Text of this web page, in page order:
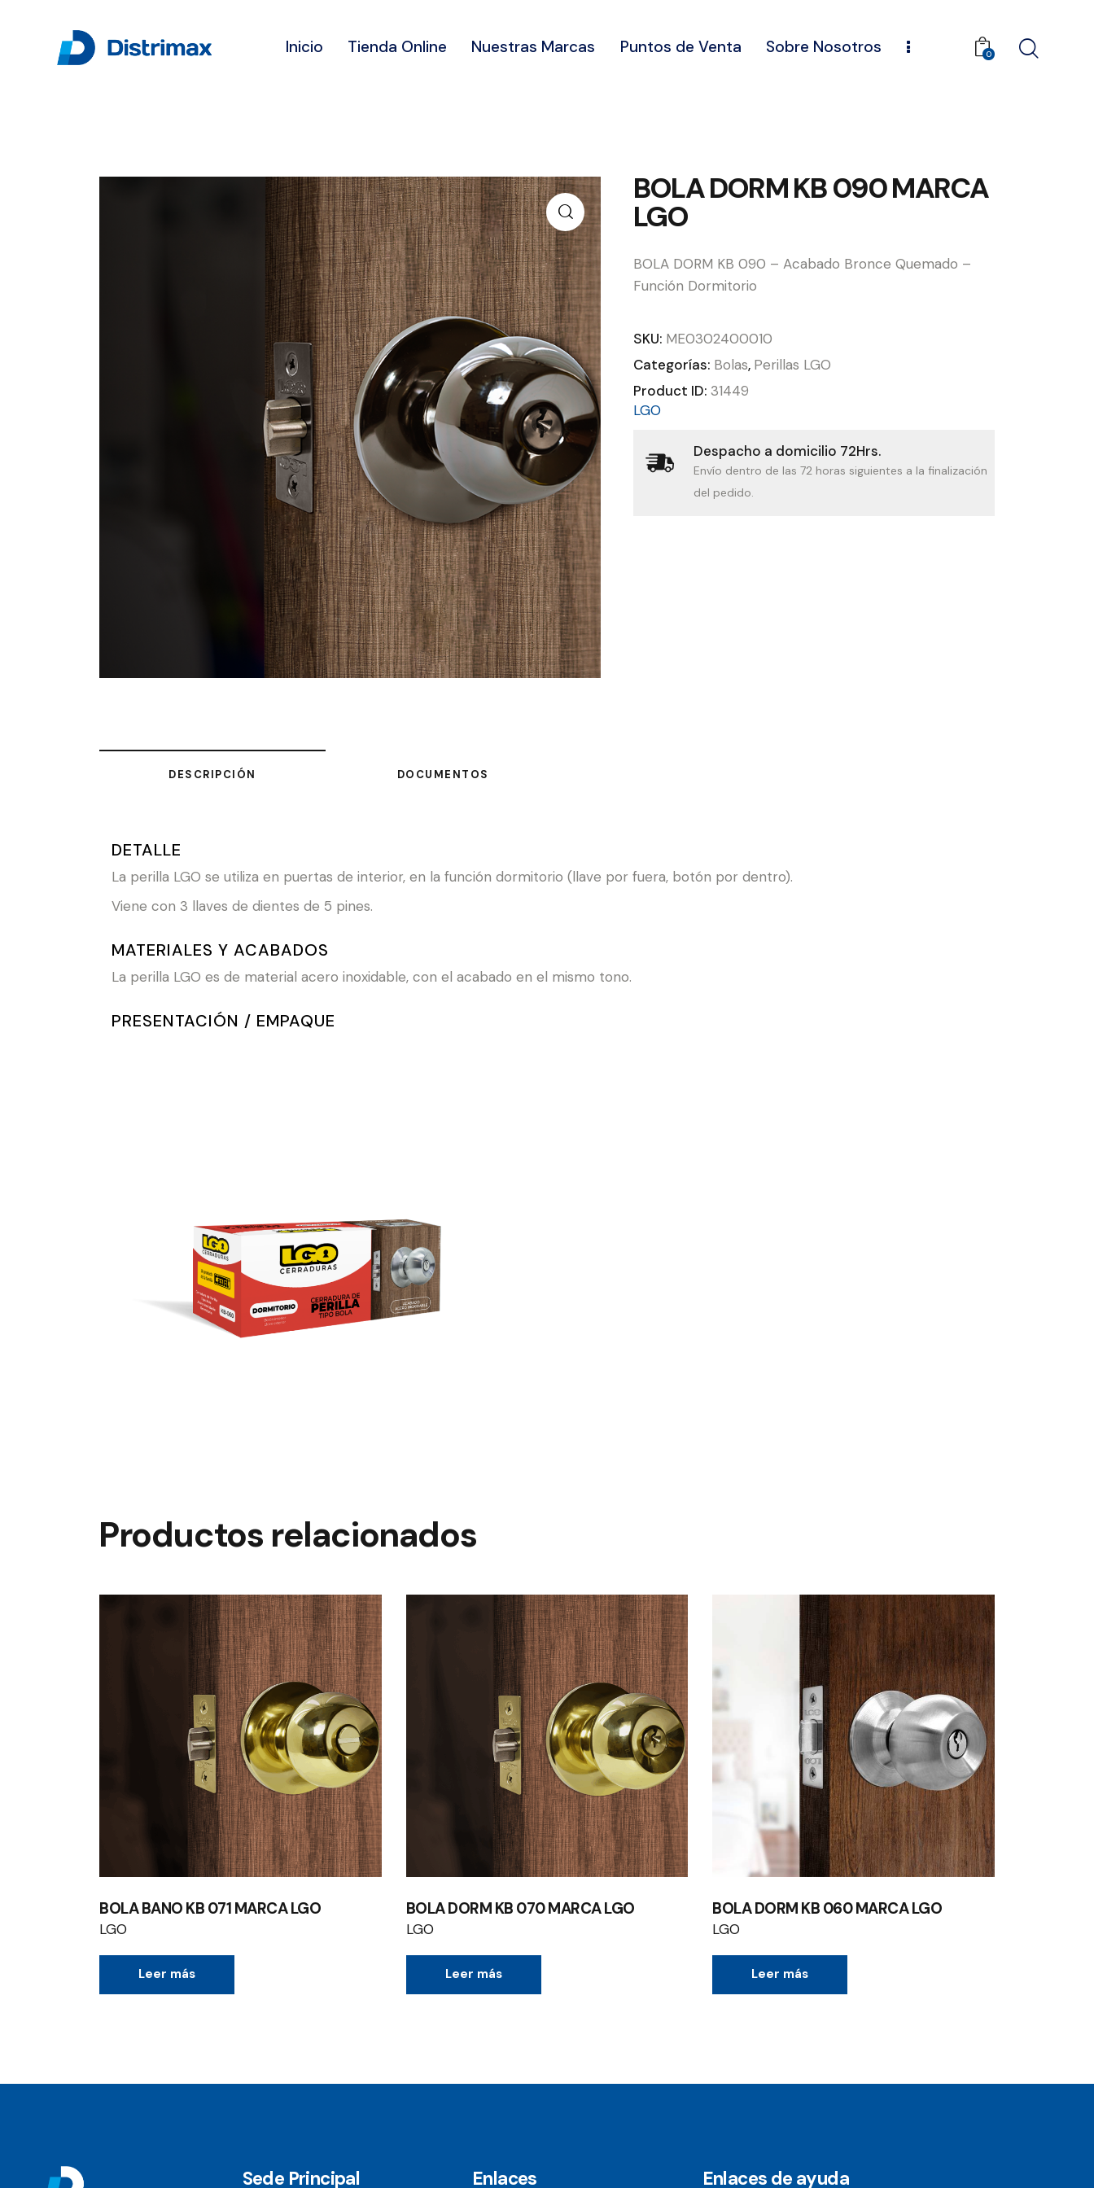
Inicio Tienda Online Nuestras Marcas Puntos de Venta Sobre Nosotros 0
BOLA DORM KB 090 MARCA
LGO
BOLA DORM KB 090 – Acabado Bronce Quemado –
Función Dormitorio
SKU: ME0302400010
Categorías: Bolas, Perillas LGO
Product ID: 31449
LGO
Despacho a domicilio 72Hrs.
Envío dentro de las 72 horas siguientes a la finalización
del pedido.
DESCRIPCIÓN DOCUMENTOS
DETALLE
La perilla LGO se utiliza en puertas de interior, en la función dormitorio (llave por fuera, botón por dentro).
Viene con 3 llaves de dientes de 5 pines.
MATERIALES Y ACABADOS
La perilla LGO es de material acero inoxidable, con el acabado en el mismo tono.
PRESENTACIÓN / EMPAQUE
Productos relacionados
BOLA BANO KB 071 MARCA LGO
LGO
Leer más
BOLA DORM KB 070 MARCA LGO
LGO
Leer más
BOLA DORM KB 060 MARCA LGO
LGO
Leer más
Sede Principal Enlaces Enlaces de ayuda